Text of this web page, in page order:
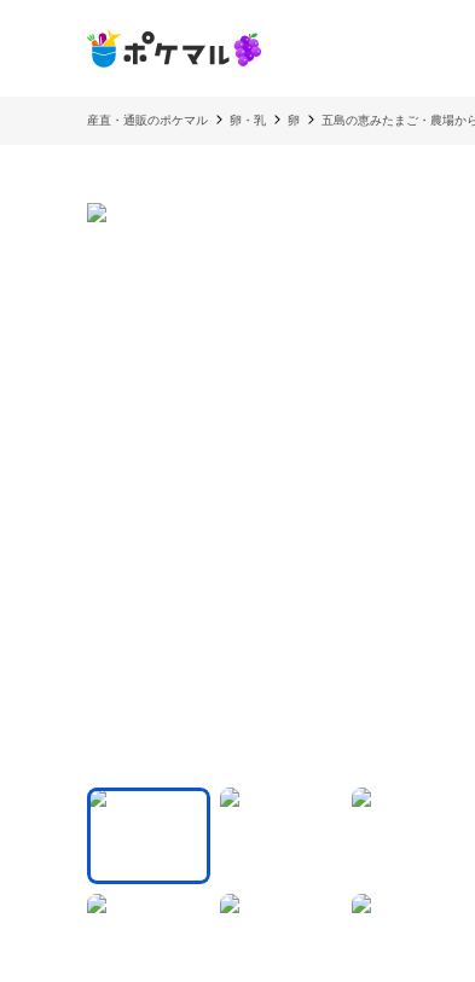
産直・通販のポケマル 卵・乳 卵 五島の恵みたまご・農場か